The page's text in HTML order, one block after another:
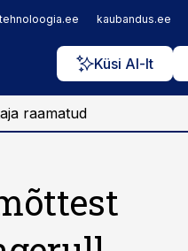
kaubandus.ee
Küsi AI-lt
raamatud